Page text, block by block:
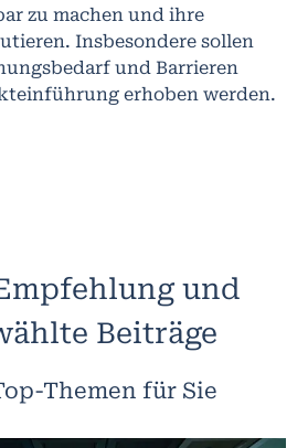
zu machen und ihre
Insbesondere sollen
und Barrieren
erhoben werden.
und
Beiträge
Themen für Sie